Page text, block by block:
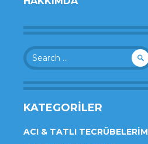
CONTENT
Search
for:
KATEGORILER
ACI & TATLI TECRÜBELERIM